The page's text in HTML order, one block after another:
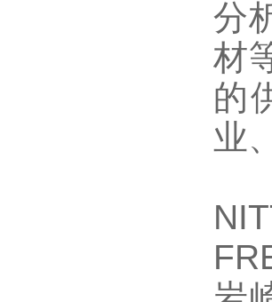
分
材
的
业